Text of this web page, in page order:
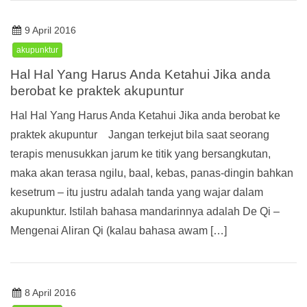
9 April 2016
akupunktur
Hal Hal Yang Harus Anda Ketahui Jika anda
berobat ke praktek akupuntur
Hal Hal Yang Harus Anda Ketahui Jika anda berobat ke
praktek akupuntur Jangan terkejut bila saat seorang
terapis menusukkan jarum ke titik yang bersangkutan,
maka akan terasa ngilu, baal, kebas, panas-dingin bahkan
kesetrum – itu justru adalah tanda yang wajar dalam
akupunktur. Istilah bahasa mandarinnya adalah De Qi –
Mengenai Aliran Qi (kalau bahasa awam […]
8 April 2016